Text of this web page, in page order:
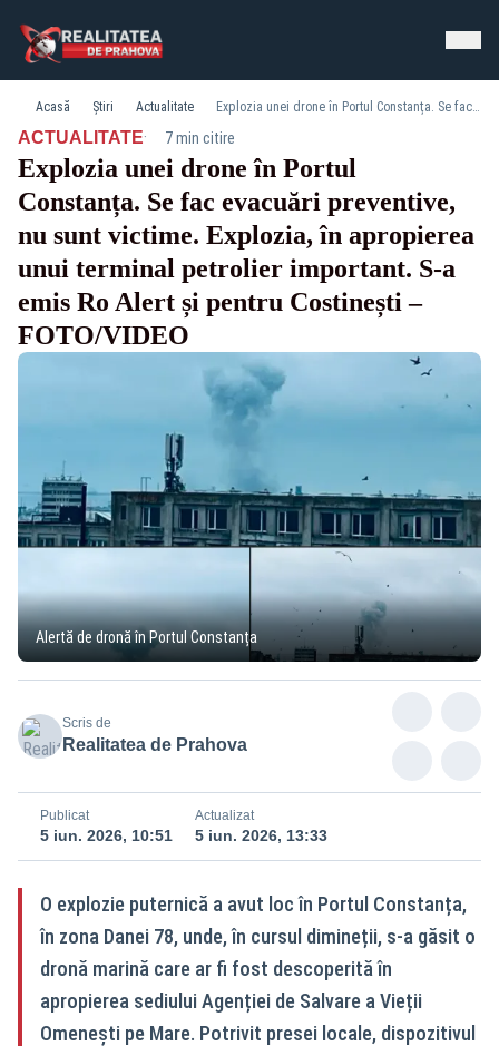
Acasă Știri Actualitate Explozia unei drone în Portul Constanța. Se fac evacuări preventive, nu sunt victime. Explozia, în apropierea unui terminal petrolier important. S-a emis Ro Alert și pentru Costinești – FOTO/VIDEO
ACTUALITATE· 7 min citire
Explozia unei drone în Portul
Constanța. Se fac evacuări preventive,
nu sunt victime. Explozia, în apropierea
unui terminal petrolier important. S-a
emis Ro Alert și pentru Costinești –
FOTO/VIDEO
Alertă de dronă în Portul Constanța
Scris de
Realitatea de Prahova
Publicat
5 iun. 2026, 10:51
Actualizat
5 iun. 2026, 13:33
O explozie puternică a avut loc în Portul Constanța,
în zona Danei 78, unde, în cursul dimineții, s-a găsit o
dronă marină care ar fi fost descoperită în
apropierea sediului Agenției de Salvare a Vieții
Omenești pe Mare. Potrivit presei locale, dispozitivul